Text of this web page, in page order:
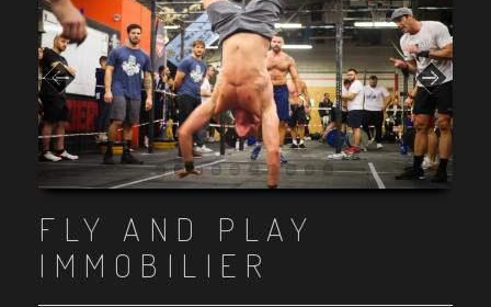
Item 1
Item 2
Item 3
Item 4
Item 5
Item 6
Item 7
Item 8
Item 9
Item 10
FLY AND PLAY
IMMOBILIER